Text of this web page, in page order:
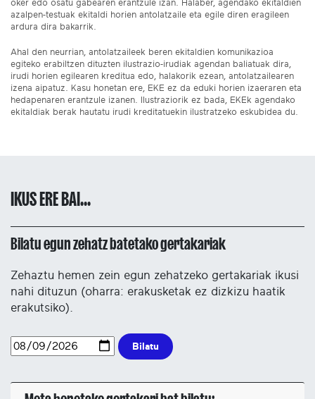
oker edo osatu gabearen erantzule izan. Halaber, agendako ekitaldien
azalpen-testuak ekitaldi horien antolatzaile eta egile diren eragileen
ardura dira bakarrik.
Ahal den neurrian, antolatzaileek beren ekitaldien komunikazioa
egiteko erabiltzen dituzten ilustrazio-irudiak agendan baliatuak dira,
irudi horien egilearen kreditua edo, halakorik ezean, antolatzailearen
izena aipatuz. Kasu honetan ere, EKE ez da eduki horien izaeraren eta
hedapenaren erantzule izanen. Ilustraziorik ez bada, EKEk agendako
ekitaldiak berak hautatu irudi kreditatuekin ilustratzeko eskubidea du.
IKUS ERE BAI...
Bilatu egun zehatz batetako gertakariak
Zehaztu hemen zein egun zehatzeko gertakariak ikusi
nahi dituzun (oharra: erakusketak ez dizkizu haatik
erakutsiko).
Bilatu